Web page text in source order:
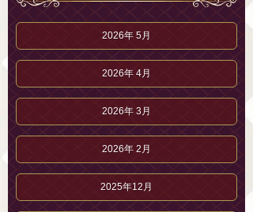
2026年 5月
2026年 4月
2026年 3月
2026年 2月
2025年12月